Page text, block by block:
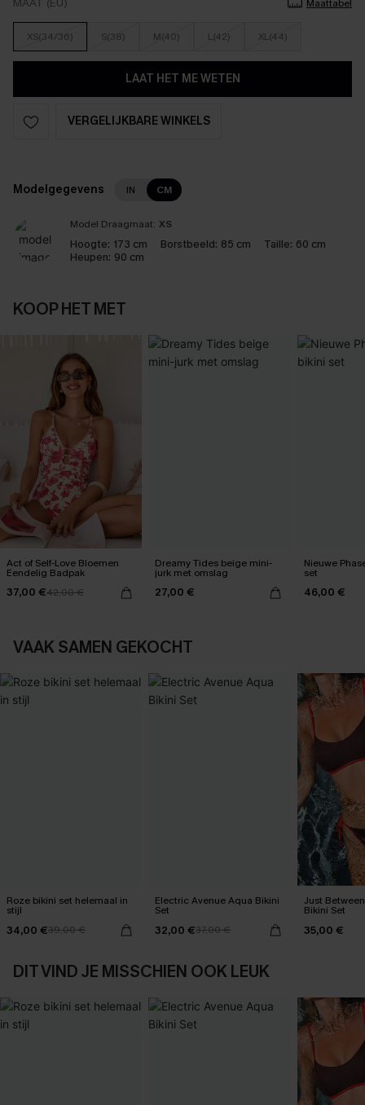
Maattabel
XS(34/36) S(38) M(40) L(42) XL(44)
LAAT HET ME WETEN
VERGELIJKBARE WINKELS
Modelgegevens IN CM
Model Draagmaat: XS
Hoogte: 173 cm Borstbeeld: 85 cm Taille: 60 cm
Heupen: 90 cm
KOOP HET MET
Act of Self-Love Bloemen
Eendelig Badpak
37,00 €42,00 €
Dreamy Tides beige mini-
jurk met omslag
27,00 €
Nieuwe
set
46,00 €
VAAK SAMEN GEKOCHT
Roze bikini set helemaal in
stijl
34,00 €39,00 €
Electric Avenue Aqua Bikini
Set
32,00 €37,00 €
Just
Bikini Set
35,00 €
DIT VIND JE MISSCHIEN OOK LEUK